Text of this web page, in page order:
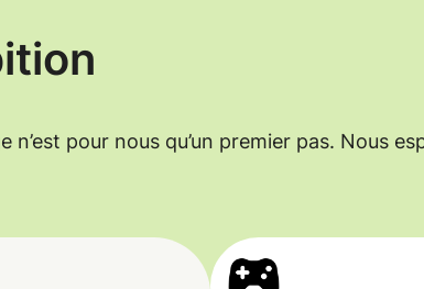
n’est pour nous qu’un premier pas. Nous